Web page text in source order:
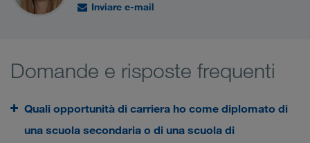
Inviare e-mail
Domande e risposte frequenti
Quali opportunità di carriera ho come diplomato di
una scuola secondaria o di una scuola di